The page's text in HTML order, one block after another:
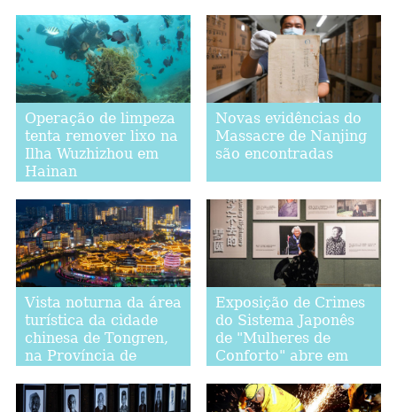
Operação de limpeza
tenta remover lixo na
Ilha Wuzhizhou em
Hainan
Novas evidências do
Massacre de Nanjing
são encontradas
Vista noturna da área
turística da cidade
chinesa de Tongren,
na Província de
Exposição de Crimes
do Sistema Japonês
de "Mulheres de
Conforto" abre em